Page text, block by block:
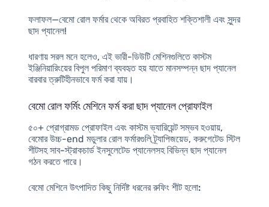
ফলাফল—বেমো রোল ফর্মার থেকে অবিরত প্রবাহিত শক্তিশালী এবং সুন্দর
ছাদ প্যানেল!
ধারণায় সরল মনে হলেও, এই ভারী-ডিউটি মেশিনগুলিতে কাস্টম
ইঞ্জিনিয়ারিংয়ের বিপুল পরিমাণ ব্যবহৃত হয় যাতে মানসম্পন্ন ছাদ প্যানেল
বারবার ত্রুটিহীনভাবে ফর্ম করা যায়।
বেমো রোল ফর্মিং মেশিনে ফর্ম করা ছাদ প্যানেল প্রোফাইল
৫০+ প্রোগ্রামড প্রোফাইল এবং কাস্টম ভ্যারিয়েন্ট সম্ভব হওয়ায়,
বেমোর উচ্চ-end মডুলার রোল ফর্মারগুলি ট্র্যাপিজয়েড, করুগেটেড স্টিল
শীটসহ সাব-স্ট্রাকচার্ড ইনসুলেটেড প্যানেলসহ বিভিন্ন ছাদ প্যানেল
গঠন করতে পারে।
বেমো মেশিনে উৎপাদিত কিছু নির্দিষ্ট ধরনের রুফিং শীট হলো: